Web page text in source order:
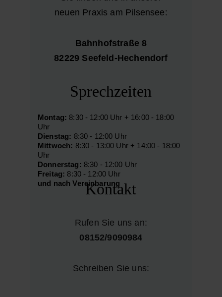
neuen Praxis am Pilsensee:
Bahnhofstraße 8
82229 Seefeld-Hechendorf
Sprechzeiten
Kontakt
Rufen Sie uns an:
08152/9090984
Schreiben Sie uns:
Montag: 8:30 - 12:00 Uhr + 16:00 - 18:00
Uhr
Dienstag: 8:30 - 12:00 Uhr
Mittwoch: 8:30 - 13:00 Uhr + 14:00 - 18:00
Uhr
Donnerstag: 8:30 - 12:00 Uhr
Freitag: 8:30 - 12:00 Uhr
und nach Vereinbarung